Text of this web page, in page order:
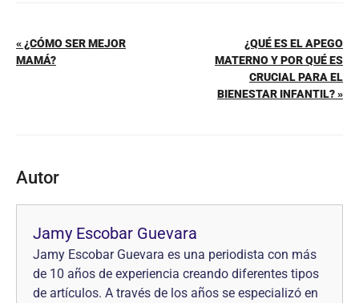
« ¿CÓMO SER MEJOR
MAMÁ?
¿QUÉ ES EL APEGO
MATERNO Y POR QUÉ ES
CRUCIAL PARA EL
BIENESTAR INFANTIL? »
Autor
Jamy Escobar Guevara
Jamy Escobar Guevara es una periodista con más
de 10 años de experiencia creando diferentes tipos
de artículos. A través de los años se especializó en